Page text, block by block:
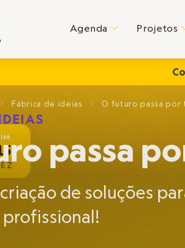
Agenda C Projetos
passa
de soluções
E Fábrica de ideias E O futuro passa por